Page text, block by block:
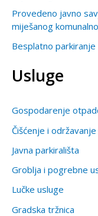
Provedeno javno
miješanog
Besplatno
Usluge
Gospodarenje
Čišćenje i
Javna parkirališta
Groblja i pogrebne
Lučke usluge
Gradska tržnica